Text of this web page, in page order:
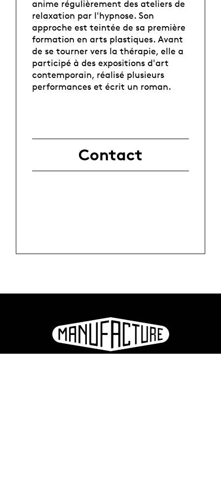
anime régulièrement des ateliers de
relaxation par l'hypnose. Son
approche est teintée de sa première
formation en arts plastiques. Avant
de se tourner vers la thérapie, elle a
participé à des expositions d'art
contemporain, réalisé plusieurs
performances et écrit un roman.
Contact